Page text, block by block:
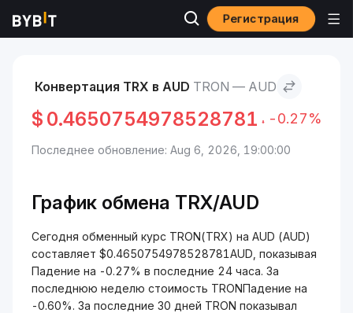
Регистрация
Рынки TRON to AUD
Конвертация TRX в AUD TRON — AUD
$ 0.4650754978528781 -0.27%
Последнее обновление: Aug 6, 2026, 19:00:00
График обмена TRX/AUD
Сегодня обменный курс TRON(TRX) на AUD (AUD)
составляет $0.4650754978528781AUD, показывая
Падение на -0.27% в последние 24 часа. За
последнюю неделю стоимость TRONПадение на
-0.60%. За последние 30 дней TRON показывал